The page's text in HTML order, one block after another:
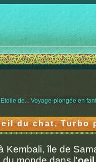
de... Voyage-plongée en
du chat, Turbo
Kembali, île de